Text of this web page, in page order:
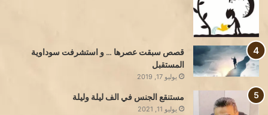
قصص سبقت عصرها … و استشرفت سوداوية
المستقبل
يوليو 17, 2019
مستنقع الجنس في الف ليلة وليلة
يوليو 11, 2021